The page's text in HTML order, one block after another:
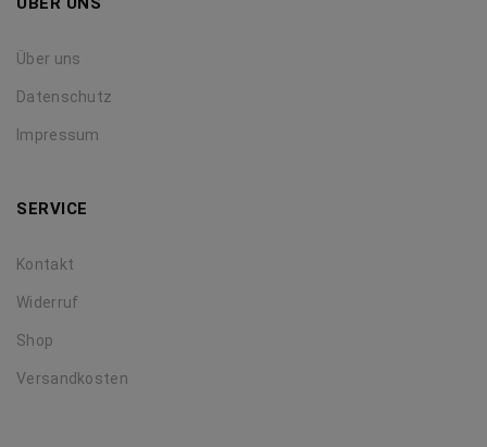
Über uns
Datenschutz
Impressum
SERVICE
Kontakt
Widerruf
Shop
Versandkosten